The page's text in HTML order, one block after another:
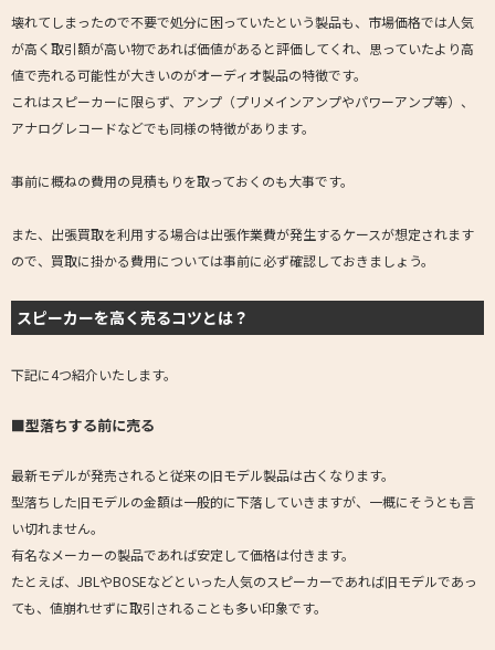
壊れてしまったので不要で処分に困っていたという製品も、市場価格では人気
が高く取引額が高い物であれば価値があると評価してくれ、思っていたより高
値で売れる可能性が大きいのがオーディオ製品の特徴です。
これはスピーカーに限らず、アンプ（プリメインアンプやパワーアンプ等）、
アナログレコードなどでも同様の特徴があります。
事前に概ねの費用の見積もりを取っておくのも大事です。
また、出張買取を利用する場合は出張作業費が発生するケースが想定されます
ので、買取に掛かる費用については事前に必ず確認しておきましょう。
スピーカーを高く売るコツとは？
下記に4つ紹介いたします。
■型落ちする前に売る
最新モデルが発売されると従来の旧モデル製品は古くなります。
型落ちした旧モデルの金額は一般的に下落していきますが、一概にそうとも言
い切れません。
有名なメーカーの製品であれば安定して価格は付きます。
たとえば、JBLやBOSEなどといった人気のスピーカーであれば旧モデルであっ
ても、値崩れせずに取引されることも多い印象です。